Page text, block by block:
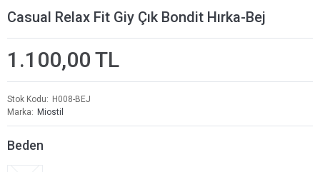
Casual Relax Fit Giy Çık Bondit Hırka-Bej
1.100,00 TL
Stok Kodu
H008-BEJ
Marka
Miostil
Beden